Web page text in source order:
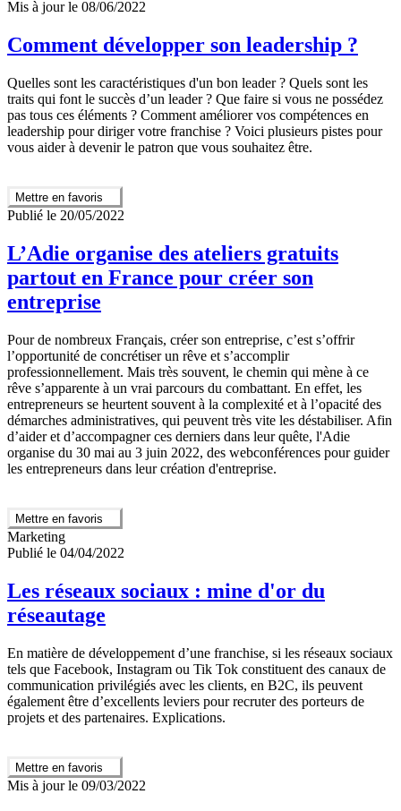
Mis à jour le 08/06/2022
Comment développer son leadership ?
Quelles sont les caractéristiques d'un bon leader ? Quels sont les
traits qui font le succès d’un leader ? Que faire si vous ne possédez
pas tous ces éléments ? Comment améliorer vos compétences en
leadership pour diriger votre franchise ? Voici plusieurs pistes pour
vous aider à devenir le patron que vous souhaitez être.
Mettre en favoris
Publié le 20/05/2022
L’Adie organise des ateliers gratuits
partout en France pour créer son
entreprise
Pour de nombreux Français, créer son entreprise, c’est s’offrir
l’opportunité de concrétiser un rêve et s’accomplir
professionnellement. Mais très souvent, le chemin qui mène à ce
rêve s’apparente à un vrai parcours du combattant. En effet, les
entrepreneurs se heurtent souvent à la complexité et à l’opacité des
démarches administratives, qui peuvent très vite les déstabiliser. Afin
d’aider et d’accompagner ces derniers dans leur quête, l'Adie
organise du 30 mai au 3 juin 2022, des webconférences pour guider
les entrepreneurs dans leur création d'entreprise.
Mettre en favoris
Marketing
Publié le 04/04/2022
Les réseaux sociaux : mine d'or du
réseautage
En matière de développement d’une franchise, si les réseaux sociaux
tels que Facebook, Instagram ou Tik Tok constituent des canaux de
communication privilégiés avec les clients, en B2C, ils peuvent
également être d’excellents leviers pour recruter des porteurs de
projets et des partenaires. Explications.
Mettre en favoris
Mis à jour le 09/03/2022